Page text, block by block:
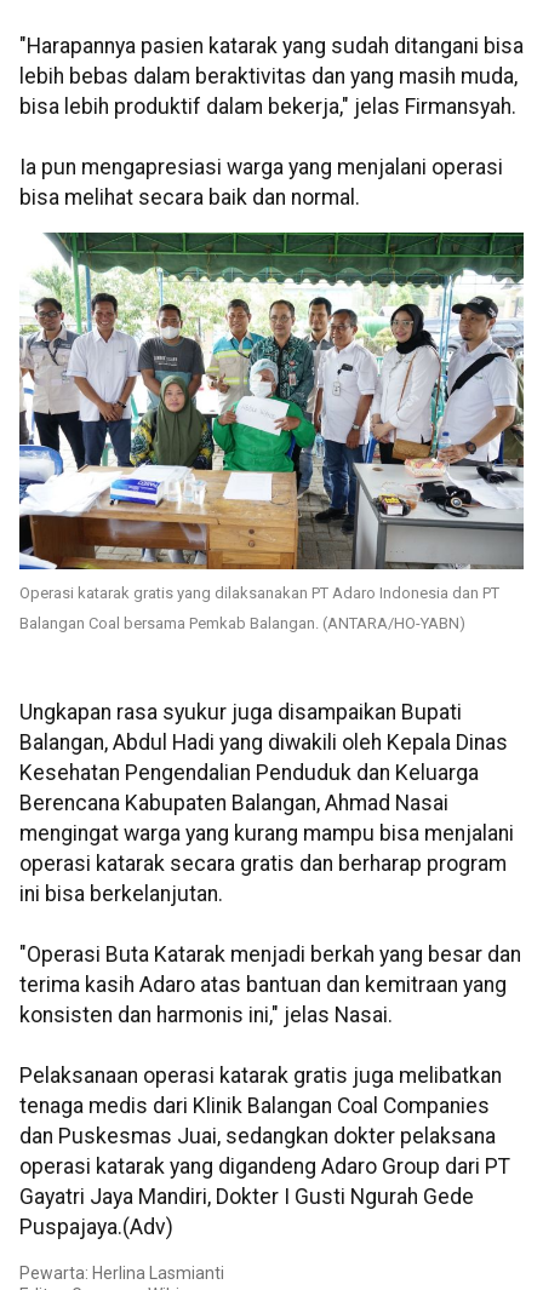
"Harapannya pasien katarak yang sudah ditangani bisa
lebih bebas dalam beraktivitas dan yang masih muda,
bisa lebih produktif dalam bekerja," jelas Firmansyah.
Ia pun mengapresiasi warga yang menjalani operasi
bisa melihat secara baik dan normal.
Operasi katarak gratis yang dilaksanakan PT Adaro Indonesia dan PT
Balangan Coal bersama Pemkab Balangan. (ANTARA/HO-YABN)
Ungkapan rasa syukur juga disampaikan Bupati
Balangan, Abdul Hadi yang diwakili oleh Kepala Dinas
Kesehatan Pengendalian Penduduk dan Keluarga
Berencana Kabupaten Balangan, Ahmad Nasai
mengingat warga yang kurang mampu bisa menjalani
operasi katarak secara gratis dan berharap program
ini bisa berkelanjutan.
"Operasi Buta Katarak menjadi berkah yang besar dan
terima kasih Adaro atas bantuan dan kemitraan yang
konsisten dan harmonis ini," jelas Nasai.
Pelaksanaan operasi katarak gratis juga melibatkan
tenaga medis dari Klinik Balangan Coal Companies
dan Puskesmas Juai, sedangkan dokter pelaksana
operasi katarak yang digandeng Adaro Group dari PT
Gayatri Jaya Mandiri, Dokter I Gusti Ngurah Gede
Puspajaya.(Adv)
Pewarta: Herlina Lasmianti